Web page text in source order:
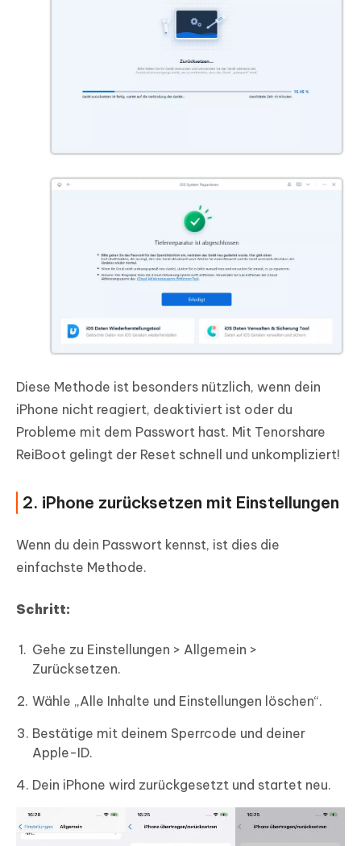
Diese Methode ist besonders nützlich, wenn dein
iPhone nicht reagiert, deaktiviert ist oder du
Probleme mit dem Passwort hast. Mit Tenorshare
ReiBoot gelingt der Reset schnell und unkompliziert!
2. iPhone zurücksetzen mit Einstellungen
Wenn du dein Passwort kennst, ist dies die
einfachste Methode.
Schritt:
Gehe zu Einstellungen > Allgemein >
Zurücksetzen.
Wähle „Alle Inhalte und Einstellungen löschen“.
Bestätige mit deinem Sperrcode und deiner
Apple-ID.
Dein iPhone wird zurückgesetzt und startet neu.